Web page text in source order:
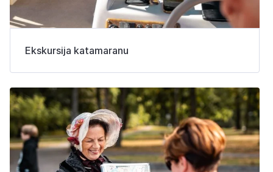
Ekskursija katamaranu